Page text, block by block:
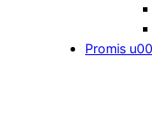
Promis